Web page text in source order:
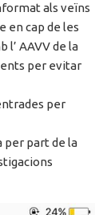
als veïns
en cap de les
l’ AAVV de la
per evitar
per
per part de la